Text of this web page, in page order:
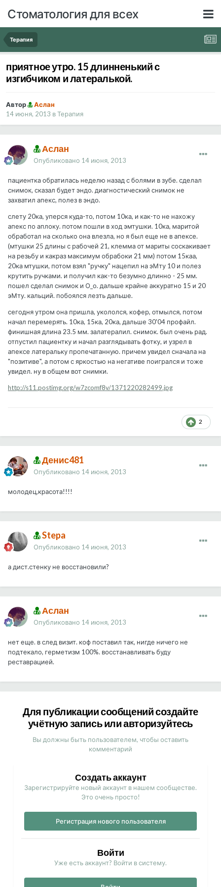
Стоматология для всех
Терапия
приятное утро. 15 длинненький с
изгибчиком и латералькой.
Автор
Аслан
14 июня, 2013 вТерапия
Аслан
Опубликовано 14 июня, 2013
пациентка обратилась неделю назад с болями в зубе. сделал
снимок, сказал будет эндо. диагностический снимок не
захватил апекс, полез в эндо.
слету 20ка, уперся куда-то, потом 10ка, и как-то не нахожу
апекс по аплоку. потом пошли в ход эмтушки. 10ка, маритой
обработал на сколько она влезла, но я был еще не в апексе.
(мтушки 25 длины с рабочей 21, клемма от мариты соскакивает
на резьбу и какраз максимум обрабоки 21 мм) потом 15каа,
20ка мтушки, потом взял "ручку" нацепил на эМту 10 и полез
крутить ручками. и получил как-то безумно длинно - 25 мм.
пошел сделал снимок и О_о. дальше крайне аккуратно 15 и 20
эМту. кальций. побоялся лезть дальше.
сегодня утром она пришла, укололся, кофер, отмылся, потом
начал перемерять. 10ка, 15ка, 20ка, дальше 30'04 профайл.
финишная длина 23.5 мм. залатералил. снимок. был очень рад.
отпустил пациентку и начал разглядывать фотку, и узрел в
апексе латеральку пропечатанную. причем увидел сначала на
"позитиве", а потом с яркостью на негативе поигрался и тоже
увидел. ну в общем вот снимки.
http://s11.postimg.org/w7zcomf8v/1371220282499.jpg
2
Денис481
Опубликовано 14 июня, 2013
молодец,красота!!!!
Stepa
Опубликовано 14 июня, 2013
а дист.стенку не восстановили?
Аслан
Опубликовано 14 июня, 2013
нет еще. в след визит. коф поставил так, нигде ничего не
подтекало, герметизм 100%. восстанавливать буду
реставрацией.
Для публикации сообщений создайте
учётную запись или авторизуйтесь
Вы должны быть пользователем, чтобы оставить
комментарий
Создать аккаунт
Зарегистрируйте новый аккаунт в нашем сообществе.
Это очень просто!
Регистрация нового пользователя
Войти
Уже есть аккаунт? Войти в систему.